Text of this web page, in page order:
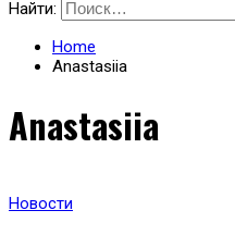
Найти:
Home
Anastasiia
Anastasiia
Новости